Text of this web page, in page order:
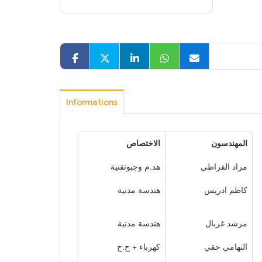
Informations
الاختصاص
المهندسون
هد.م وجبوتقنية
مراد القراطي
هندسة مدنية
كاظم ادريس
هندسة مدنية
مرشد غربال
كهرباء + ح.ح
التهامي حقي